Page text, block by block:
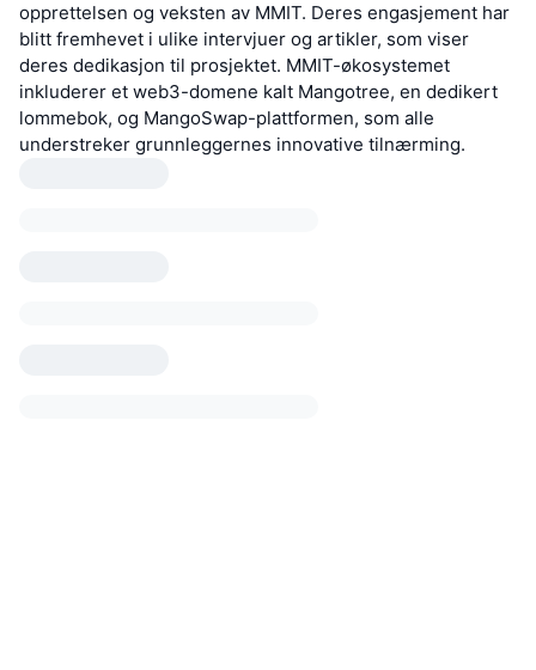
opprettelsen og veksten av MMIT. Deres engasjement har
blitt fremhevet i ulike intervjuer og artikler, som viser
deres dedikasjon til prosjektet. MMIT-økosystemet
inkluderer et web3-domene kalt Mangotree, en dedikert
lommebok, og MangoSwap-plattformen, som alle
understreker grunnleggernes innovative tilnærming.